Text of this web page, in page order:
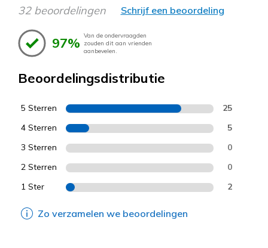
32 beoordelingen Schrijf een beoordeling
97% Van de ondervraagden
zouden dit aan vrienden
aanbevelen.
Beoordelingsdistributie
5 Sterren 25
4 Sterren 5
3 Sterren 0
2 Sterren 0
1 Ster 2
Zo verzamelen we beoordelingen